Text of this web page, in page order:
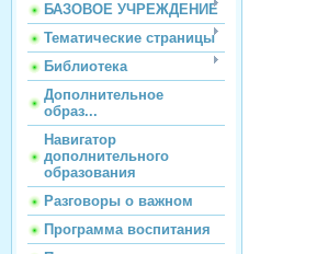
БАЗОВОЕ УЧРЕЖДЕНИЕ
Тематические страницы
Библиотека
Дополнительное
образ...
Навигатор
дополнительного
образования
Разговоры о важном
Программа воспитания